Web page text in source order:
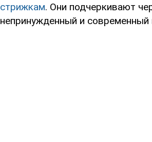
стрижкам. Они подчеркивают
непринужденный и современный